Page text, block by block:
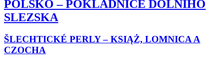
POLSKO – POKLADNICE DOLNÍHO
SLEZSKA
ŠLECHTICKÉ PERLY – KSIĄŻ, LOMNICA A
CZOCHA